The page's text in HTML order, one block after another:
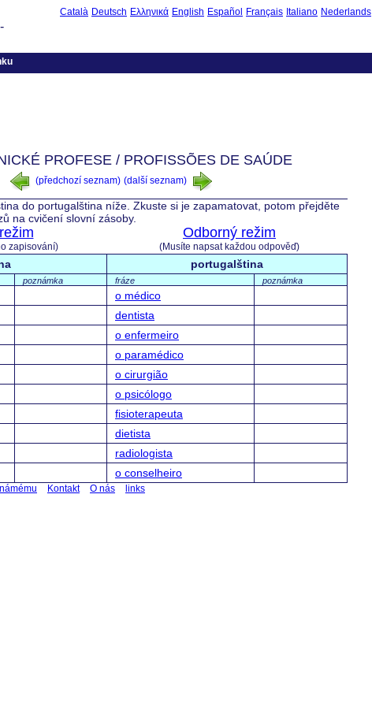
Català Deutsch Ελληνικά English Español Français Italiano Nederlands
PROFESE / PROFISSÕES DE SAÚDE
(předchozí seznam) (další seznam)
do portugalština níže. Zkuste si je zapamatovat, potom přejděte
na cvičení slovní zásoby.
zapisování)
Odborný režim
(Musíte napsat každou odpověď)
portugalština
poznámka fráze poznámka
o médico
dentista
o enfermeiro
o paramédico
o cirurgião
o psicólogo
fisioterapeuta
dietista
radiologista
o conselheiro
Kontakt O nás links